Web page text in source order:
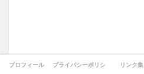
プロフィール プライバシーポリシー リンク集